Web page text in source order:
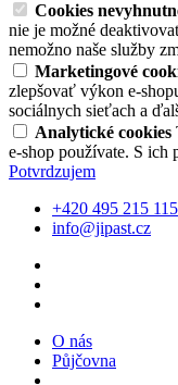
Cookies
nie je možné
nemožno naše služby
Marketingové
zlepšovať výkon e-
sociálnych sieťach a
Analytické cookies
e-shop používate. S ich
Potvrdzujem
+420 495 215 115
info@jipast.cz
O nás
Půjčovna